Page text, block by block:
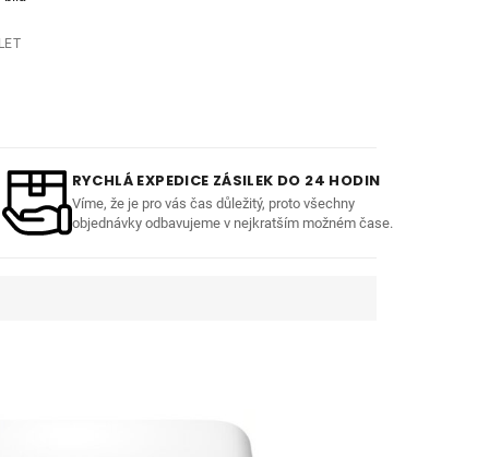
RYCHLÁ EXPEDICE ZÁSILEK DO 24 HODIN
Víme, že je pro vás čas důležitý, proto všechny
objednávky odbavujeme v nejkratším možném čase.